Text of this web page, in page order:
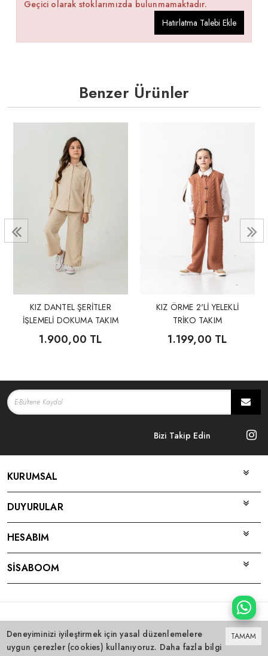
Geçici olarak stoklarımızda bulunmamaktadır.
Hatırlatma Talebi Ekle
Benzer Ürünler
KIZ DANTEL ŞERİTLER
İŞLEMELİ DOKUMA TAKIM
1.900,00 TL
KIZ ÖRME 2'Lİ YELEKLİ
TRİKO TAKIM
1.199,00 TL
Bizi Takip Edin
KURUMSAL
DUYURULAR
HESABIM
SİSABOOM
ile hazırlanmıştır.
TAMAM
Deneyiminizi iyileştirmek için yasal düzenlemelere
uygun çerezler (cookies) kullanıyoruz. Daha fazla bilgi